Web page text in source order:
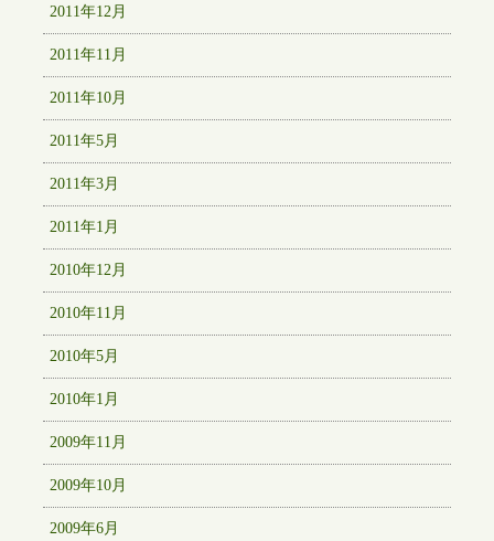
2011年12月
2011年11月
2011年10月
2011年5月
2011年3月
2011年1月
2010年12月
2010年11月
2010年5月
2010年1月
2009年11月
2009年10月
2009年6月